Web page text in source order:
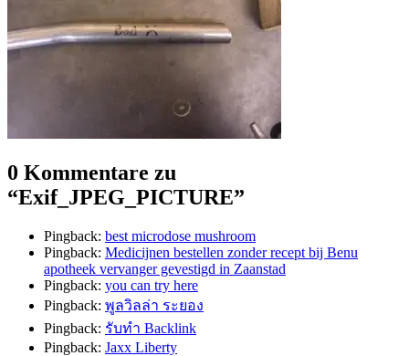
0 Kommentare zu
“Exif_JPEG_PICTURE”
Pingback: best microdose mushroom
Pingback: Medicijnen bestellen zonder recept bij Benu
apotheek vervanger gevestigd in Zaanstad
Pingback: you can try here
Pingback: พูลวิลล่า ระยอง
Pingback: รับทำ Backlink
Pingback: Jaxx Liberty